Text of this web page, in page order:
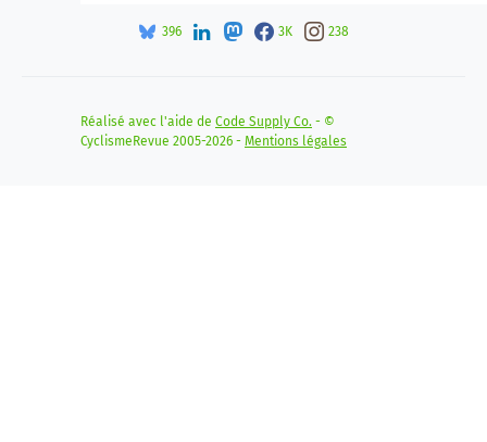
396 3K 238
Réalisé avec l'aide de Code Supply Co. - ©
CyclismeRevue 2005-2026 - Mentions légales